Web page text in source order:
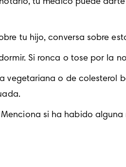
tu médico puede
tu hijo, conversa sobre
Si ronca o tose por la
o de colesterol
si ha habido